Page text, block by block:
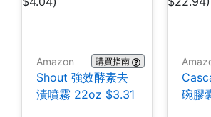
Amazon 購買指南
Shout 強效酵素去
漬噴霧 22oz $3.31
碗膠